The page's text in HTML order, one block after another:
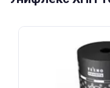
График платежей